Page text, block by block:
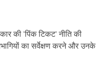
की ‘पिंक टिकट’ नीति की
का सर्वेक्षण करने और उनके